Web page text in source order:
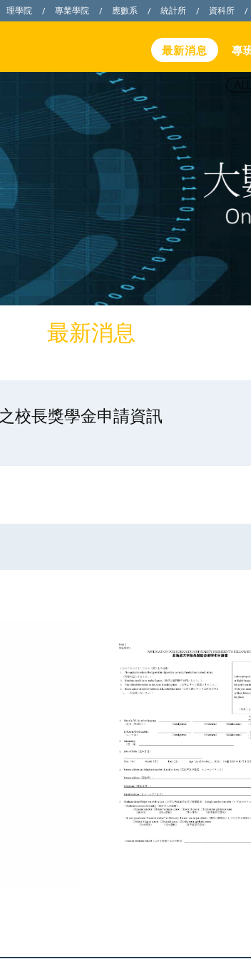
理學院 / 專業學院 / 應數系 / 統計所 / 資科所 /
最新消息 專
最新消息
校長獎學金申請資訊